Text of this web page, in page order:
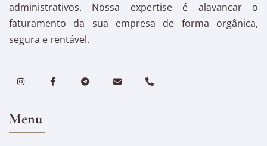
administrativos. Nossa expertise é alavancar o
faturamento da sua empresa de forma orgânica,
segura e rentável.
Menu